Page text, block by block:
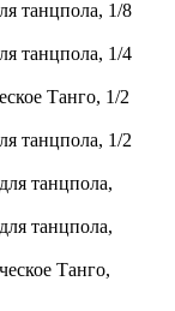
танцпола, 1/8
танцпола, 1/4
Танго, 1/2
танцпола, 1/2
танцпола,
танцпола,
Танго,